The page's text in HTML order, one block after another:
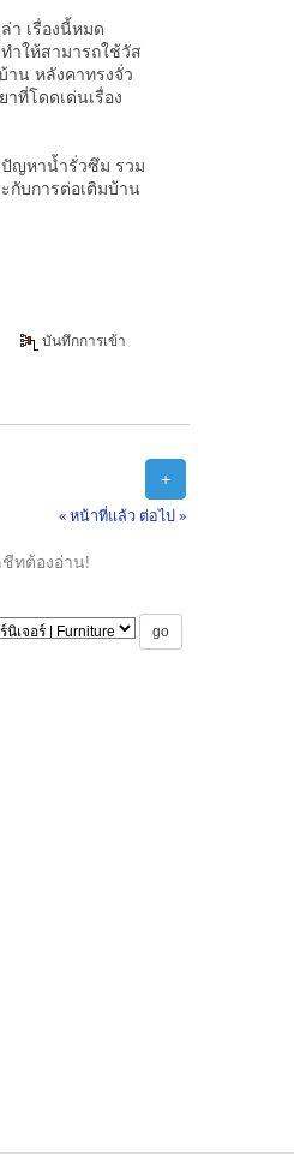
เรื่องนี้หมด
ำให้สามารถใช้วัส
น หลังคาทรงจั่ว
ที่โดดเด่นเรื่อง
ปัญหาน้ำรั่วซึม รวม
กับการต่อเติมบ้าน
บันทึกการเข้า
+
« หน้าที่แล้ว ต่อไป »
ทต้องอ่าน!